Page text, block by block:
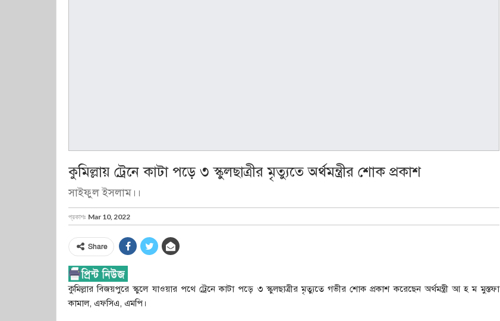
কুমিল্লায় ট্রেনে কাটা পড়ে ৩ স্কুলছাত্রীর মৃত্যুতে অর্থমন্ত্রীর শোক প্রকাশ
সাইফুল ইসলাম।।
প্রকাশঃ Mar 10, 2022
Share
কুমিল্লার বিজয়পুরে স্কুলে যাওয়ার পথে ট্রেনে কাটা পড়ে ৩ স্কুলছাত্রীর মৃত্যুতে গভীর শোক প্রকাশ করেছেন অর্থমন্ত্রী আ হ ম মুস্তফা
কামাল, এফসিএ, এমপি।